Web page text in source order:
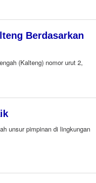
Berdasarkan
(Kalteng) nomor urut 2,
unsur pimpinan di lingkungan